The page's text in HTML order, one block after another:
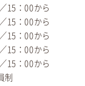
：00から
：00から
：00から
：00から
：00から
制